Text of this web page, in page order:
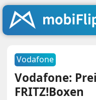
Vodafone
Vodafone:
FRITZ!Boxen